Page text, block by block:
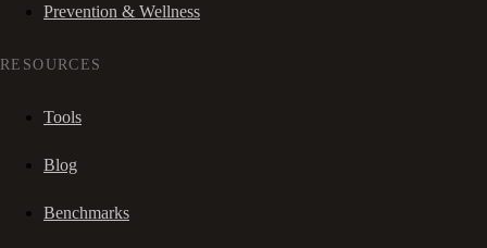
Prevention & Wellness
RESOURCES
Tools
Blog
Benchmarks